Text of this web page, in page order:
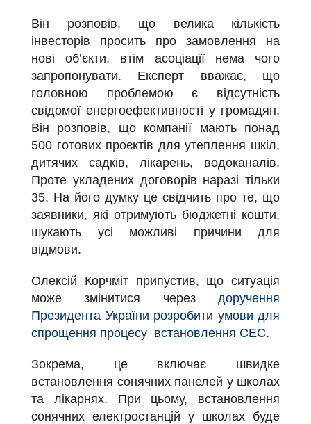
Він розповів, що велика кількість
інвесторів просить про замовлення на
нові об’єкти, втім асоціації нема чого
запропонувати. Експерт вважає, що
головною проблемою є відсутність
свідомої енергоефективності у громадян.
Він розповів, що компанії мають понад
500 готових проєктів для утеплення шкіл,
дитячих садків, лікарень, водоканалів.
Проте укладених договорів наразі тільки
35. На його думку це свідчить про те, що
заявники, які отримують бюджетні кошти,
шукають усі можливі причини для
відмови.
Олексій Корчміт припустив, що ситуація
може змінитися через доручення
Президента України розробити умови для
спрощення процесу встановлення СЕС.
Зокрема, це включає швидке
встановлення сонячних панелей у школах
та лікарнях. При цьому, встановлення
сонячних електростанцій у школах буде